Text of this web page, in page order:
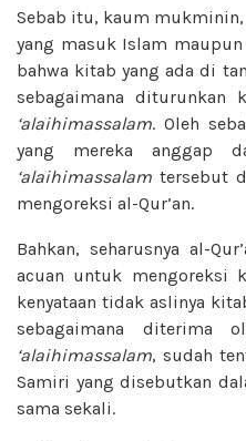
Sebab itu, kaum
yang masuk Islam
bahwa kitab yang ada di
sebagaimana diturunkan
‘alaihimassalam. Oleh
yang mereka anggap
‘alaihimassalam tersebut
mengoreksi al-Qur’an.
Bahkan, seharusnya al-
acuan untuk mengoreksi
kenyataan tidak aslinya
sebagaimana diterima
‘alaihimassalam, sudah
Samiri yang disebutkan
sama sekali.